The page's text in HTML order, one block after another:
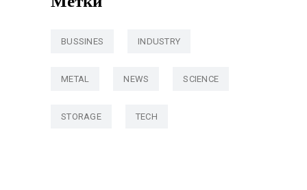
BUSSINES INDUSTRY
METAL NEWS SCIENCE
STORAGE TECH